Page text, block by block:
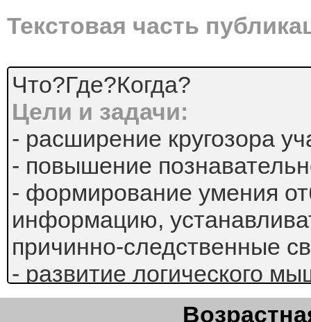
Текстовая часть
Что?Где?Когда?
Цели и задачи:
- расширение кругозора
- повышение
- формирование умения
информацию,
причинно-следственные
- развитие логического
- воспитание чувства